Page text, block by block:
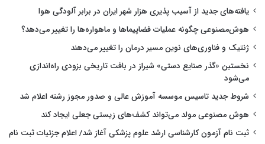
یافته‌های جدید از آسیب پذیری هزار شهر ایران در برابر آلودگی هوا
هوش‌مصنوعی چگونه عملیات فضاپیماها و ماهواره‌ها را تغییر می‌دهد؟
ژنتیک و فناوری‌های نوین مسیر درمان را تغییر می‌دهند
نخستین «گذر صنایع دستی» شیراز در بافت تاریخی بزودی راه‌اندازی
می‌شود
شروط جدید تاسیس موسسه آموزش عالی و صدور مجوز رشته اعلام شد
هوش مصنوعی مولد می‌تواند کشف‌های زیستی جعلی ایجاد کند
ثبت نام آزمون کارشناسی ارشد علوم پزشکی آغاز شد/ اعلام جزئیات ثبت نام